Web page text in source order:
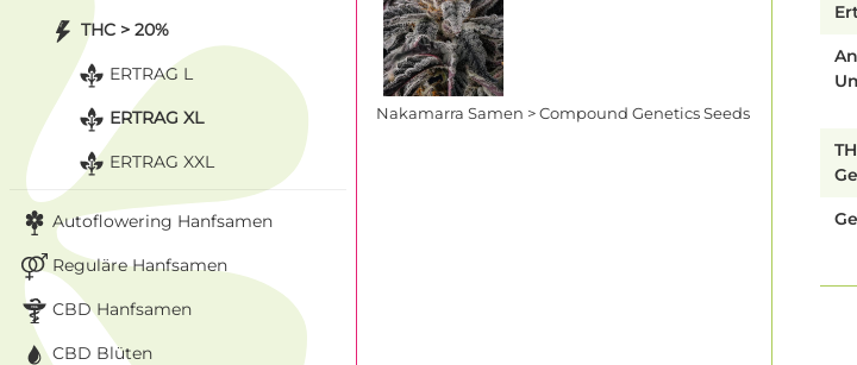
Nakamarra Samen > Compound Genetics Seeds
THC > 20%
ERTRAG L
ERTRAG XL
ERTRAG XXL
Autoflowering Hanfsamen
Reguläre Hanfsamen
CBD Hanfsamen
CBD Blüten